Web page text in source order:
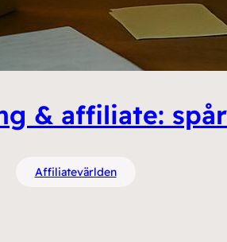
& affiliate:
Affiliatevärlden